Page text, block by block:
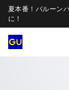
夏本番！バルーン
に！